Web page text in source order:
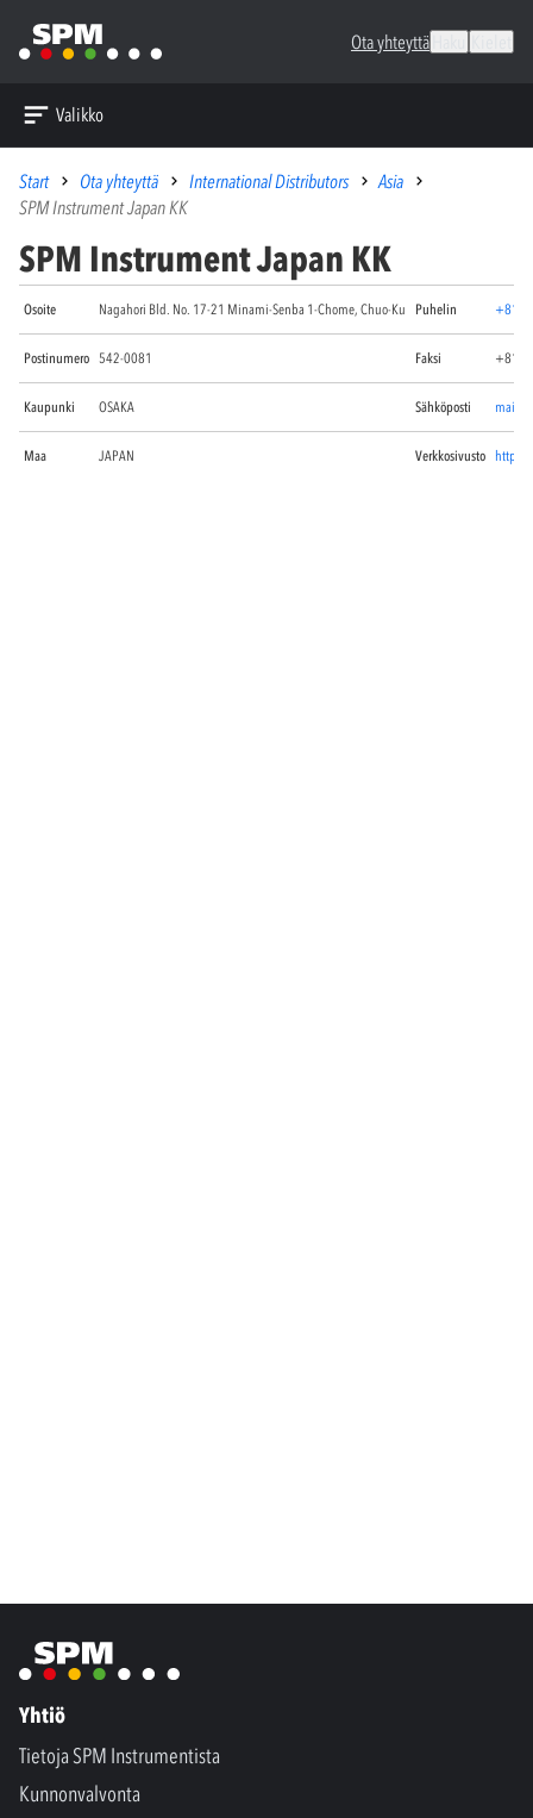
Ota yhteyttä
Valikko
Start Ota yhteyttä International Distributors
Asia
SPM Instrument Japan KK
SPM Instrument Japan KK
Osoite Nagahori Bld. No. 17-21 Minami-Senba 1-Chome, Chuo-Ku Puhelin +81 6
Postinumero 542-0081 Faksi +81 6
Kaupunki OSAKA Sähköposti
Maa JAPAN Verkkosivusto http://
Yhtiö
Tietoja SPM Instrumentista
Kunnonvalvonta